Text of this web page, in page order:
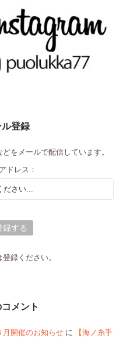
ル登録
をメールで配信しています。
ドレス：
録ください。
メント
月開催のお知らせ に
【海ノ糸手